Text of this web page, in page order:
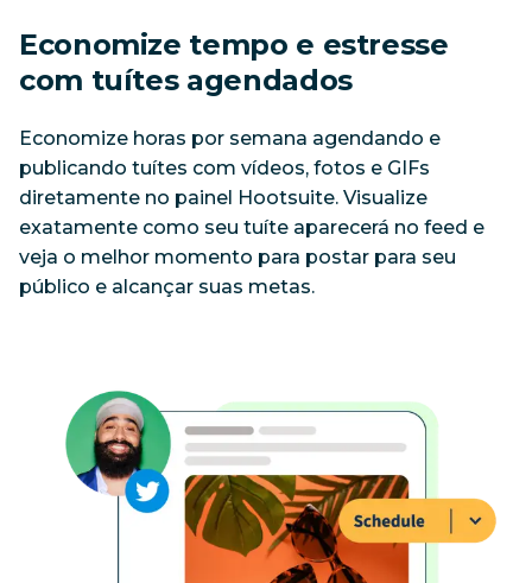
Economize tempo e estresse
com tuítes agendados
Economize horas por semana agendando e
publicando tuítes com vídeos, fotos e GIFs
diretamente no painel Hootsuite. Visualize
exatamente como seu tuíte aparecerá no feed e
veja o melhor momento para postar para seu
público e alcançar suas metas.